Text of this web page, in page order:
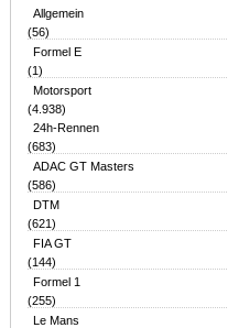
Allgemein
(56)
Formel E
(1)
Motorsport
(4.938)
24h-Rennen
(683)
ADAC GT Masters
(586)
DTM
(621)
FIA GT
(144)
Formel 1
(255)
Le Mans